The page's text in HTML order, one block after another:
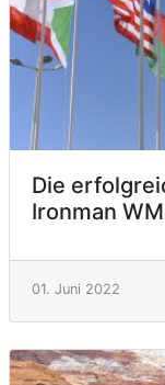
Die
Ironman
01. Juni 2022